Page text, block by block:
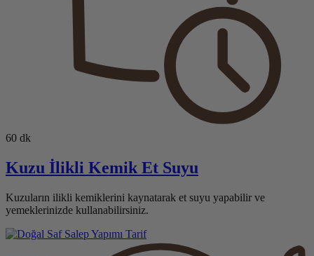
60 dk
Kuzu İlikli Kemik Et Suyu
Kuzuların ilikli kemiklerini kaynatarak et suyu yapabilir ve
yemeklerinizde kullanabilirsiniz.
Tarif